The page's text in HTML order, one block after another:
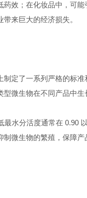
效；在化妆品中，可
来巨大的经济损失。
定了一系列严格的标
型微生物在不同产品中生
最水分活度通常在 0.90
微生物的繁殖，保障